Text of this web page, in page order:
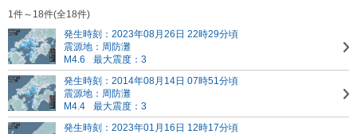
1件～18件(全18件)
発生時刻：2023年08月26日 22時29分頃
震源地：周防灘
M4.6
最大震度：3
発生時刻：2014年08月14日 07時51分頃
震源地：周防灘
M4.4
最大震度：3
発生時刻：2023年01月16日 12時17分頃